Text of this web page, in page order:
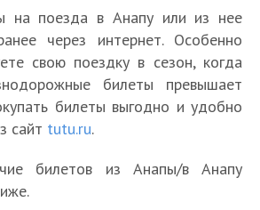
на поезда в Анапу или из нее
через интернет. Особенно
свою поездку в сезон, когда
билеты превышает
билеты выгодно и удобно
сайт tutu.ru.
билетов из Анапы/в Анапу